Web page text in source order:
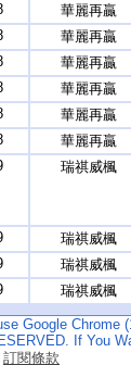
華麗再贏
華麗再贏
華麗再贏
華麗再贏
華麗再贏
華麗再贏
瑞祺威楓
瑞祺威楓
瑞祺威楓
瑞祺威楓
Google Chrome
If You
訂閱條款